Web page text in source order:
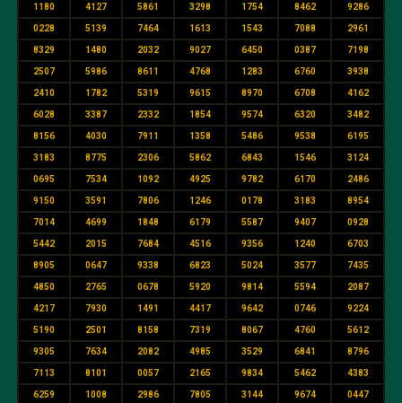
1180 4127 5861 3298 1754 8462 9286
0228 5139 7464 1613 1543 7088 2961
8329 1480 2032 9027 6450 0387 7198
2507 5986 8611 4768 1283 6760 3938
2410 1782 5319 9615 8970 6708 4162
6028 3387 2332 1854 9574 6320 3482
8156 4030 7911 1358 5486 9538 6195
3183 8775 2306 5862 6843 1546 3124
0695 7534 1092 4925 9782 6170 2486
9150 3591 7806 1246 0178 3183 8954
7014 4699 1848 6179 5587 9407 0928
5442 2015 7684 4516 9356 1240 6703
8905 0647 9338 6823 5024 3577 7435
4850 2765 0678 5920 9814 5594 2087
4217 7930 1491 4417 9642 0746 9224
5190 2501 8158 7319 8067 4760 5612
9305 7634 2082 4985 3529 6841 8796
7113 8101 0057 2165 9834 5462 4383
6259 1008 2986 7805 3144 9674 0447